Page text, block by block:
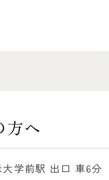
方へ
学前駅 出口 車6分